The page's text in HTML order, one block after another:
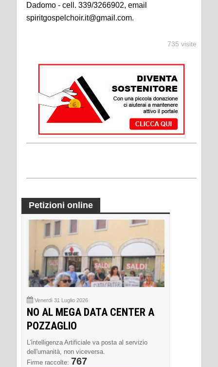
Dadomo - cell. 339/3266902, email
spiritgospelchoir.it@gmail.com.
735 visite
Petizioni online
Venerdì 31 Luglio 2026
NO AL MEGA DATA CENTER A
POZZAGLIO
L'intelligenza Artificiale va posta al servizio
dell'umanità, non viceversa.
Firme raccolte: 767